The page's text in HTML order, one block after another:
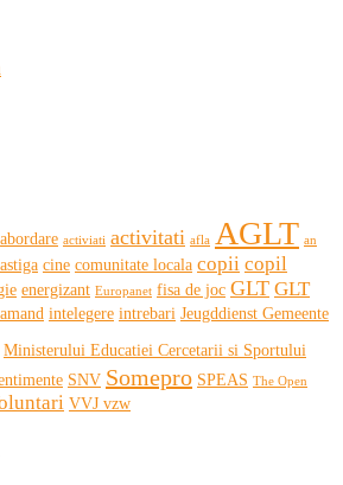
abordare activiati activitati afla AGLT an
cine comunitate locala copii copil
energizant Europanet fisa de joc GLT GLT
intelegere intrebari Jeugddienst Gemeente
Ministerului Educatiei Cercetarii si Sportului
SNV Somepro SPEAS The Open
VVJ vzw